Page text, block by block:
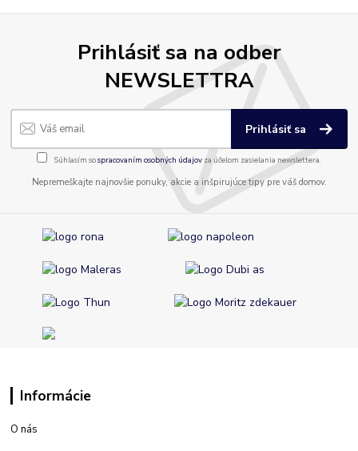
Prihlásiť sa na odber
NEWSLETTRA
Prihlásiť sa
Súhlasím sospracovaním osobných údajov za účelom zasielania newslettera.
Nepremeškajte najnovšie ponuky, akcie a inšpirujúce tipy pre váš domov.
Informácie
O nás